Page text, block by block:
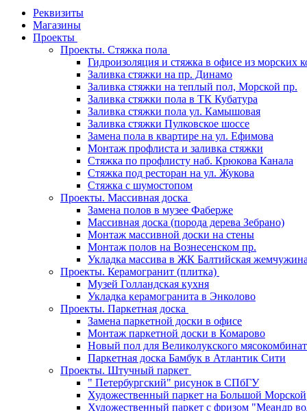
Реквизиты
Магазины
Проекты
Проекты. Стяжка пола
Гидроизоляция и стяжка в офисе из морских
Заливка стяжки на пр. Динамо
Заливка стяжки на теплый пол, Морской пр.
Заливка стяжки пола в ТК Кубатура
Заливка стяжки пола ул. Камышовая
Заливка стяжки Пулковское шоссе
Замена пола в квартире на ул. Ефимова
Монтаж профлиста и заливка стяжки
Стяжка по профлисту наб. Крюкова Канала
Стяжка под ресторан на ул. Жукова
Стяжка с шумостопом
Проекты. Массивная доска
Замена полов в музее Фаберже
Массивная доска (порода дерева Зебрано)
Монтаж массивной доски на стены
Монтаж полов на Вознесенском пр.
Укладка массива в ЖК Балтийская жемчужина
Проекты. Керамогранит (плитка)
Музей Голландская кухня
Укладка керамогранита в Энколово
Проекты. Паркетная доска
Замена паркетной доски в офисе
Монтаж паркетной доски в Комарово
Новый пол для Великолукского
Паркетная доска Бамбук в Атлантик Сити
Проекты. Штучный паркет
" Петербургский" рисунок в СПбГУ
Художественный паркет на Большой Морской
Художественный паркет с фризом "Меандр